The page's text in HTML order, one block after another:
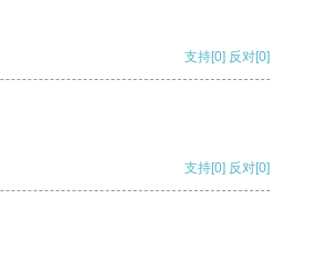
支持[0] 反对[0]
支持[0] 反对[0]